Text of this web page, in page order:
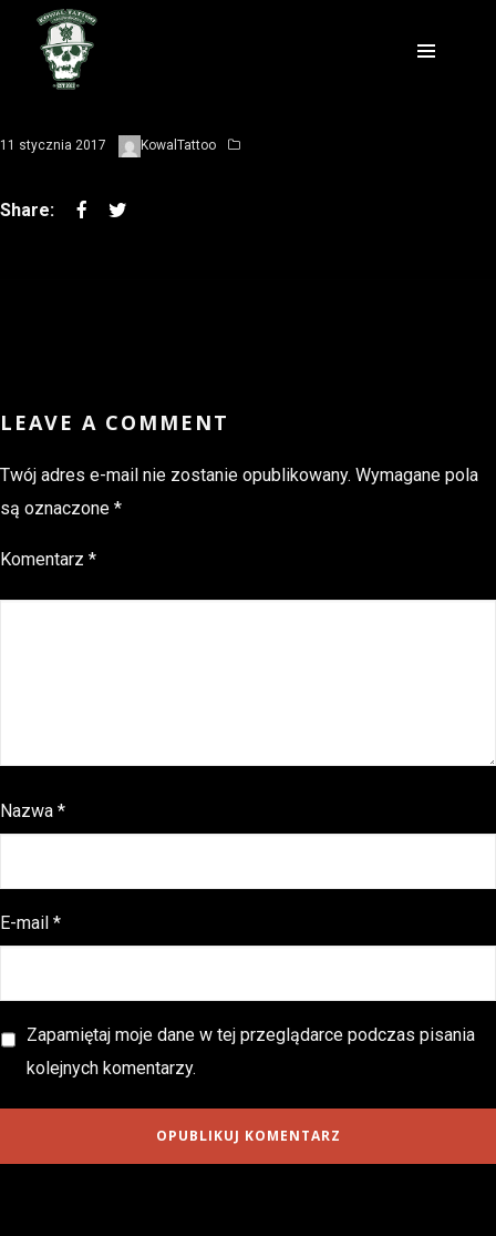
11 stycznia 2017 KowalTattoo
LEAVE A COMMENT
Twój adres e-mail nie zostanie opublikowany. Wymagane pola
są oznaczone *
Komentarz *
Nazwa *
E-mail *
Zapamiętaj moje dane w tej przeglądarce podczas pisania
kolejnych komentarzy.